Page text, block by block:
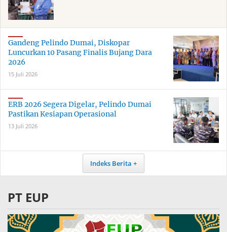
Gandeng Pelindo Dumai, Diskopar
Luncurkan 10 Pasang Finalis Bujang Dara
2026
15 Juli 2026
ERB 2026 Segera Digelar, Pelindo Dumai
Pastikan Kesiapan Operasional
13 Juli 2026
Indeks Berita
PT EUP